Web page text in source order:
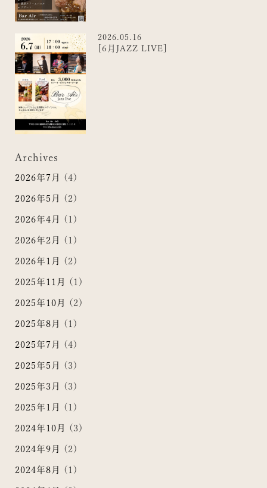
2026.05.16
[6月JAZZ LIVE]
Archives
2026年7月 (4)
2026年5月 (2)
2026年4月 (1)
2026年2月 (1)
2026年1月 (2)
2025年11月 (1)
2025年10月 (2)
2025年8月 (1)
2025年7月 (4)
2025年5月 (3)
2025年3月 (3)
2025年1月 (1)
2024年10月 (3)
2024年9月 (2)
2024年8月 (1)